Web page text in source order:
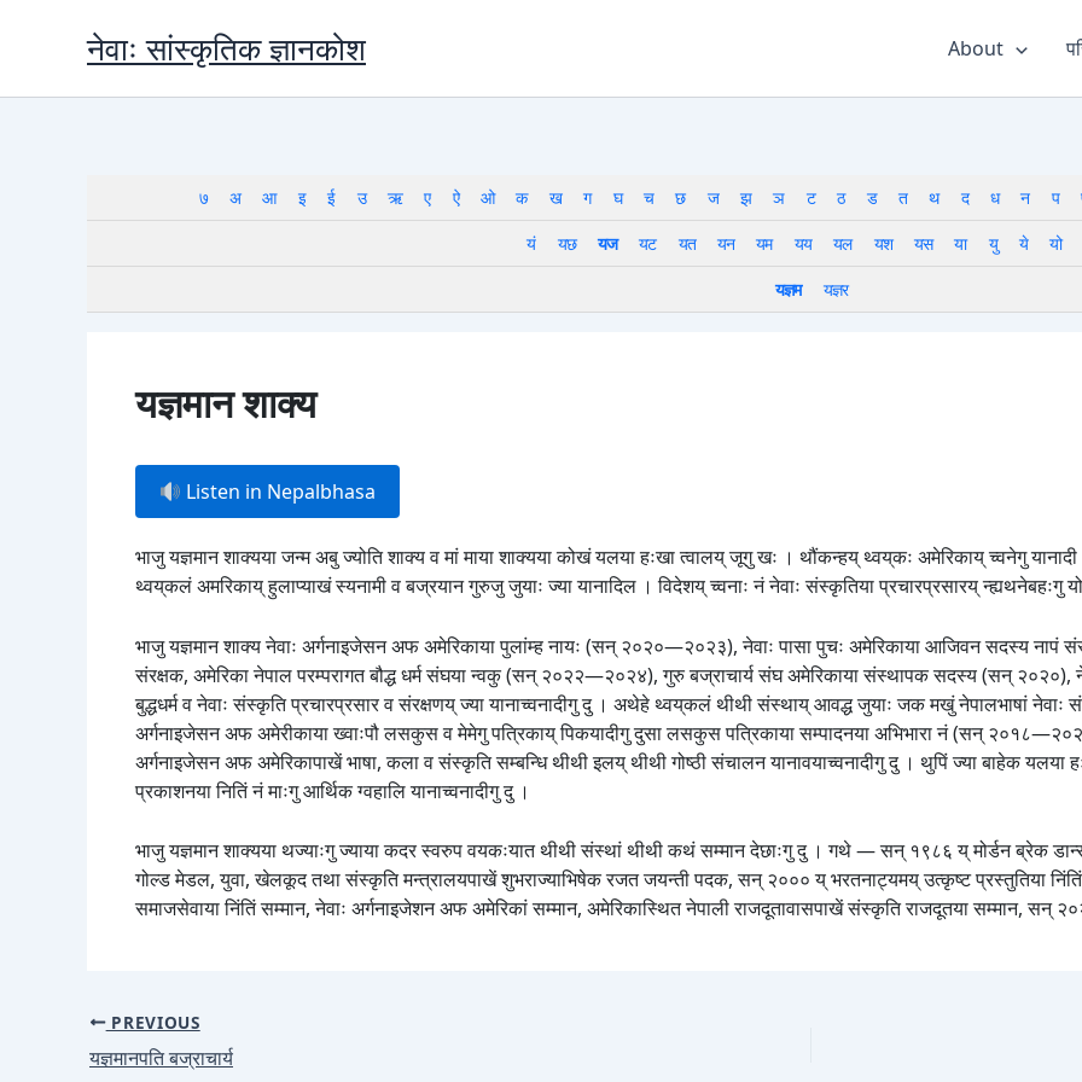
नेवाः सांस्कृतिक ज्ञानकोश About
७ अ आ इ ई उ ऋ ए ऐ ओ क ख ग घ च छ ज झ ञ ट ठ ड त थ द ध न प
यं
यछ यज यट यत यन यम यय यल यश यस या यु ये यो
यज्ञम
यज्ञर
यज्ञमान शाक्य
Listen in Nepalbhasa
भाजु यज्ञमान शाक्यया जन्म अबु ज्योति शाक्य व मां माया शाक्यया कोखं यलया हःखा त्वालय् जूगु खः । थौंकन्हय् थ्वय्‌कः अमेरिकाय् च्वनेगु यानादी
थ्वय्‌कलं अमरिकाय् हुलाप्याखं स्यनामी व बज्रयान गुरुजु जुयाः ज्या यानादिल । विदेशय् च्वनाः नं नेवाः संस्कृतिया प्रचारप्रसारय् न्ह्यथनेबहःगु
भाजु यज्ञमान शाक्य नेवाः अर्गनाइजेसन अफ अमेरिकाया पुलांम्ह नायः (सन् २०२०—२०२३), नेवाः पासा पुचः अमेरिकाया आजिवन सदस्य नापं
संरक्षक, अमेरिका नेपाल परम्परागत बौद्ध धर्म संघया न्वकु (सन् २०२२—२०२४), गुरु बज्राचार्य संघ अमेरिकाया संस्थापक सदस्य (सन्
बुद्धधर्म व नेवाः संस्कृति प्रचारप्रसार व संरक्षणय् ज्या यानाच्वनादीगु दु । अथेहे थ्वय्‌कलं थीथी संस्थाय् आवद्ध जुयाः जक मखुं नेपालभाषां नेवाः
अर्गनाइजेसन अफ अमेरीकाया ख्वाःपौ लसकुस व मेमेगु पत्रिकाय् पिकयादीगु दुसा लसकुस पत्रिकाया सम्पादनया अभिभारा नं (सन्
अर्गनाइजेसन अफ अमेरिकापाखें भाषा, कला व संस्कृति सम्बन्धि थीथी इलय् थीथी गोष्ठी संचालन यानावयाच्वनादीगु दु । थुपिं ज्या बाहेक यलया
प्रकाशनया नितिं नं माःगु आर्थिक ग्वहालि यानाच्वनादीगु दु ।
भाजु यज्ञमान शाक्यया थज्याःगु ज्याया कदर स्वरुप वयकःयात थीथी संस्थां थीथी कथं सम्मान देछाःगु दु । गथे — सन् १९८६ य् मोर्डन ब्रेक
गोल्ड मेडल, युवा, खेलकूद तथा संस्कृति मन्त्रालयपाखें शुभराज्याभिषेक रजत जयन्ती पदक, सन् २००० य् भरतनाट्यमय् उत्कृष्ट प्रस्तुतिया
समाजसेवाया निंतिं सम्मान, नेवाः अर्गनाइजेशन अफ अमेरिकां सम्मान, अमेरिकास्थित नेपाली राजदूतावासपाखें संस्कृति राजदूतया सम्मान, सन्
PREVIOUS
यज्ञमानपति बज्राचार्य